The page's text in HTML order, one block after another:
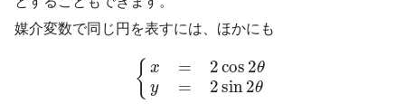
媒介変数で同じ円を表すには、ほかにも
{ x = 2cos 2θ
y
= 2sin2θ
{x θ sin